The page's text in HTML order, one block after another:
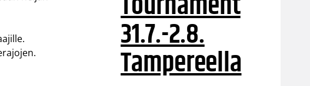
31.7.-2.8.
Tampereella